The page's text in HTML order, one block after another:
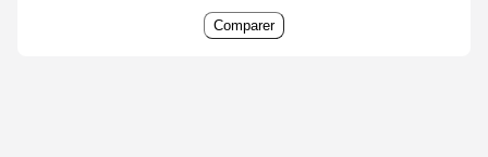
Comparer